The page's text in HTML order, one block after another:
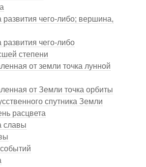
чего-либо; вершина,
чего-либо
степени
от земли точка лунной
от Земли точка орбиты
спутника Земли
расцвета
славы